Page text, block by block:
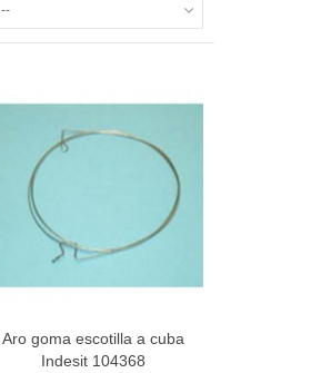
--
Vista rápida
Aro goma escotilla a cuba
Indesit 104368